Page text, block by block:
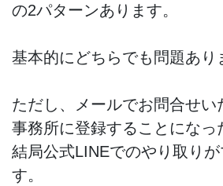
の2パターンあります。
基本的にどちらでも問題あり
ただし、メールでお問合せい
事務所に登録することになっ
結局公式LINEでのやり取りが
す。